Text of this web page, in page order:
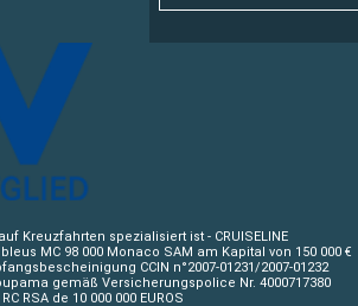
Kreuzfahrten spezialisiert ist - CRUISELINE
MC 98 000 Monaco SAM am Kapital von 150 000 €
CCIN n°2007-01231/2007-01232
gemäß Versicherungspolice Nr. 4000717380
RC RSA de 10 000 000 EUROS